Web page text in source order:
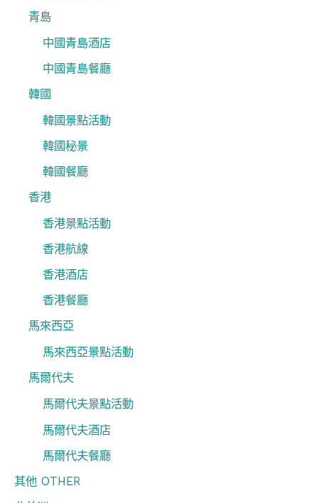
青島
中國青島酒店
中國青島餐廳
韓國
韓國景點活動
韓國秘景
韓國餐廳
香港
香港景點活動
香港航線
香港酒店
香港餐廳
馬來西亞
馬來西亞景點活動
馬爾代夫
馬爾代夫景點活動
馬爾代夫酒店
馬爾代夫餐廳
其他 OTHER